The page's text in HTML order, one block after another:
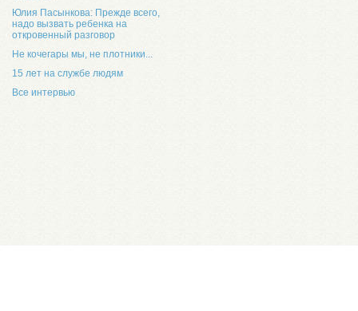
Юлия Пасынкова: Прежде всего,
надо вызвать ребенка на
откровенный разговор
Не кочегары мы, не плотники...
15 лет на службе людям
Все интервью